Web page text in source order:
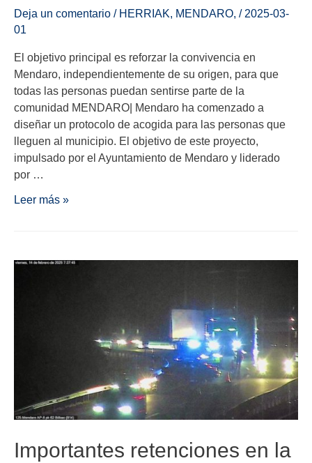
Deja un comentario / HERRIAK, MENDARO, / 2025-03-
01
El objetivo principal es reforzar la convivencia en
Mendaro, independientemente de su origen, para que
todas las personas puedan sentirse parte de la
comunidad MENDARO| Mendaro ha comenzado a
diseñar un protocolo de acogida para las personas que
lleguen al municipio. El objetivo de este proyecto,
impulsado por el Ayuntamiento de Mendaro y liderado
por …
Leer más »
Importantes retenciones en la